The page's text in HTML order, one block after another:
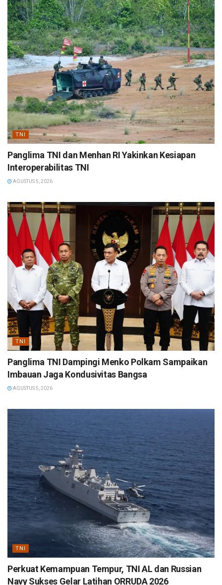
TNI
Panglima TNI dan Menhan RI Yakinkan Kesiapan
Interoperabilitas TNI
AGUSTUS 5, 2026
TNI
Panglima TNI Dampingi Menko Polkam Sampaikan
Imbauan Jaga Kondusivitas Bangsa
AGUSTUS 5, 2026
TNI
Perkuat Kemampuan Tempur, TNI AL dan Russian
Navy Sukses Gelar Latihan ORRUDA 2026